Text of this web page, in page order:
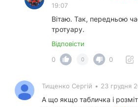
19:07
Вітаю. Так, передньою
тротуару.
Відповісти
0
0 0
Тищенко Сергій • 23 грудня
А що якщо табличка і